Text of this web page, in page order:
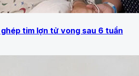
tim lợn tử vong sau 6 tuần